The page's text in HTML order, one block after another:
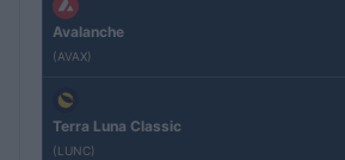
Avalanche
(AVAX)
Terra Luna Classic
(LUNC)